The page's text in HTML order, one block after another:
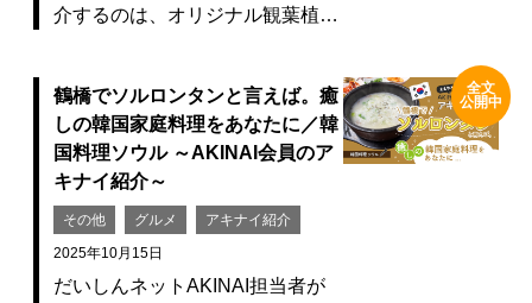
介するのは、オリジナル観葉植…
全文
公開中
鶴橋でソルロンタンと言えば。癒
しの韓国家庭料理をあなたに／韓
国料理ソウル ～AKINAI会員のア
キナイ紹介～
その他 グルメ
アキナイ紹介
2025年10月15日
だいしんネットAKINAI担当者が